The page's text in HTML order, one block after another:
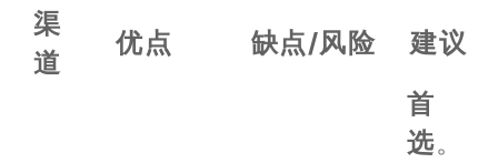
渠
道
优点 缺点/风险 建议
首
选。